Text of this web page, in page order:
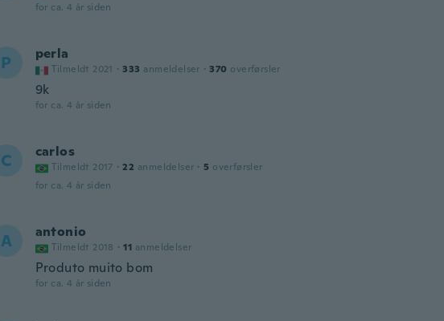
for ca. 4 år siden
P perla
Tilmeldt 2021 · 333 anmeldelser · 370 overførsler
9k
for ca. 4 år siden
C carlos
Tilmeldt 2017 · 22 anmeldelser · 5 overførsler
for ca. 4 år siden
A antonio
Tilmeldt 2018 · 11 anmeldelser
Produto muito bom
for ca. 4 år siden